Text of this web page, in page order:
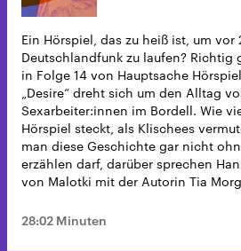
Ein Hörspiel, das zu heiß ist, um vor
Deutschlandfunk zu laufen? Richtig
in Folge 14 von Hauptsache
„Desire“ dreht sich um den Alltag
Sexarbeiter:innen im Bordell. Wie
Hörspiel steckt, als Klischees
man diese Geschichte gar nicht
erzählen darf, darüber sprechen
von Malotki mit der Autorin Tia
28:02 Minuten